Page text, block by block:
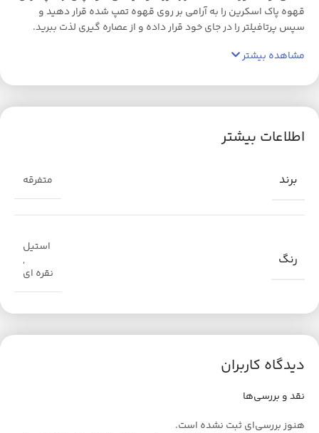
قهوه پاک اسکرین را به آرامی بر روی قهوه تمپ شده قرار دهید و
سپس پرتافیلتر را در جای خود قرار داده و از عصاره گیری لذت ببرید.
مشاهده بیشتر
اطلاعات بیشتر
برند متفرقه
رنگ
استیل
,
نقره ای
دیدگاه کاربران
نقد و بررسی‌ها
هنوز بررسی‌ای ثبت نشده است.